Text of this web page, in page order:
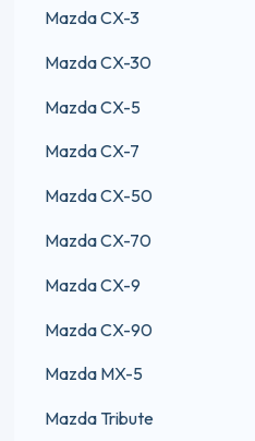
Mazda CX-3
Mazda CX-30
Mazda CX-5
Mazda CX-7
Mazda CX-50
Mazda CX-70
Mazda CX-9
Mazda CX-90
Mazda MX-5
Mazda Tribute